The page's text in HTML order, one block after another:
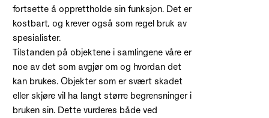
fortsette å opprettholde sin funksjon. Det er
kostbart, og krever også som regel bruk av
spesialister.
Tilstanden på objektene i samlingene våre er
noe av det som avgjør om og hvordan det
kan brukes. Objekter som er svært skadet
eller skjøre vil ha langt større begrensninger i
bruken sin. Dette vurderes både ved